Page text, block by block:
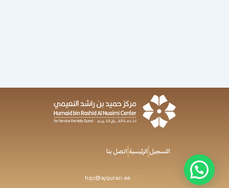
التسجيل الرئيسية اتصل بنا
hqc@ajquran.ae